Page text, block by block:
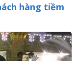
hàng tiềm